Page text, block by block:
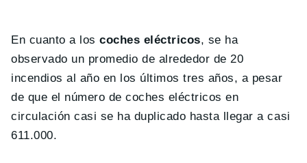
En cuanto a loscoches eléctricos, se ha
observado un promedio de alrededor de 20
incendios al año en los últimos tres años, a pesar
de que el número de coches eléctricos en
circulación casi se ha duplicado hasta llegar a casi
611.000.